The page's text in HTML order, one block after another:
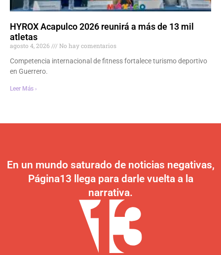
HYROX Acapulco 2026 reunirá a más de 13 mil
atletas
agosto 4, 2026
No hay comentarios
Competencia internacional de fitness fortalece turismo deportivo
en Guerrero.
Leer Más ›
En un mundo saturado de noticias negativas,
Página13 llega para darle vuelta a la
narrativa.